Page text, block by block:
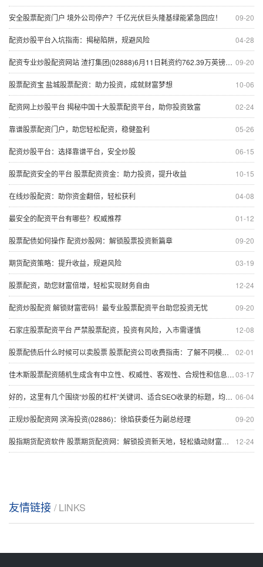
09-20
安全股票配资门户 境外公司停产？千亿光伏巨头隆基绿能紧急回应！
04-28
配资炒股平台入坑指南：揭秘陷阱，规避风险
09-20
配资专业炒股配资网站 渣打集团(02888)6月11日耗资约762.39万英镑回购约104.06万股
10-06
股票配资宝 盐城股票配资：助力投资，成就财富梦想
02-24
配资网上炒股平台 揭秘中国十大股票配资平台，助你投资致富
05-26
靠谱股票配资门户，助您轻松配资，稳健盈利
06-15
配资炒股平台：选择靠谱平台，安全炒股
10-15
股票配资安全的平台 股票配资资金：助力投资，提升收益
04-08
在线炒股配资：助你资金翻倍，轻松获利
01-12
最安全的配资平台有哪些？权威推荐
09-20
股票配债如何操作 配资炒股网：解锁股票投资新篇章
03-19
期货配资策略：提升收益，规避风险
12-24
股票配资，助您财富倍增，轻松实现财务自由
09-20
配资炒股配资 解锁财富密码！最专业股票配资平台助您投资无忧
12-08
石家庄股票配资平台 严禁股票配资，投资有风险，入市需谨慎
02-01
股票配债后什么时候可以卖股票 股票配资公司收费指南：了解不同模式下的成本
03-17
佳木斯股票配资随机生成含有中立性、权威性、客观性、合规性和信息实用性适合网站发布不超30字的标题
06-04
好的，这里有几个围绕“炒股的杠杆”关键词、适合SEO收录的标题，均在以内：
09-20
正规炒股配资网 滨海投资(02886)：徐焰获委任为副总经理
12-24
股指期货配资软件 股票期货配资网：解锁投资新天地，轻松撬动财富杠杆
友情链接 / LINKS